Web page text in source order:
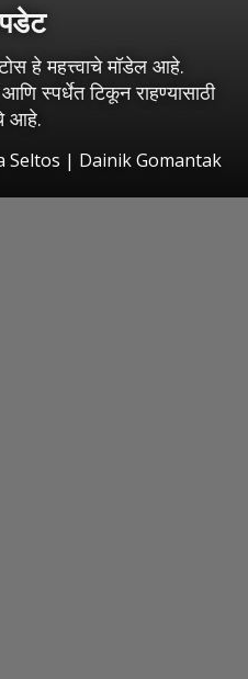
हे महत्त्वाचे मॉडेल आहे.
स्पर्धेत टिकून राहण्यासाठी
आहे.
Seltos | Dainik Gomantak